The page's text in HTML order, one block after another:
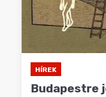
MÁSVILÁG
BLOG
HÍREK
Budapestre